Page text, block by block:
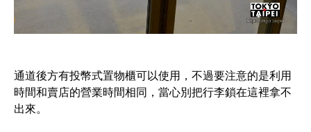
通道後方有投幣式置物櫃可以使用，不過要注意的是利用
時間和賣店的營業時間相同，當心別把行李鎖在這裡拿不
出來。